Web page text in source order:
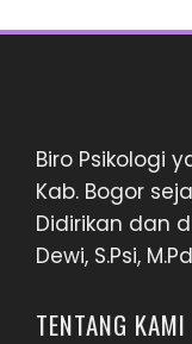
Biro Psikologi
Kab. Bogor
Didirikan dan
Dewi, S.Psi,
TENTANG KAMI